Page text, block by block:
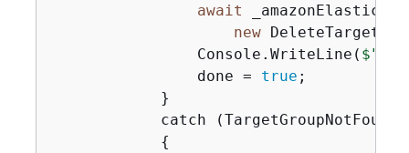
await
new
                Console.WriteLine(
                done =
true ;
            }
catch
{